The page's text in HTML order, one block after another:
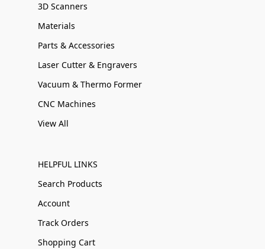
3D Scanners
Materials
Parts & Accessories
Laser Cutter & Engravers
Vacuum & Thermo Former
CNC Machines
View All
HELPFUL LINKS
Search Products
Account
Track Orders
Shopping Cart